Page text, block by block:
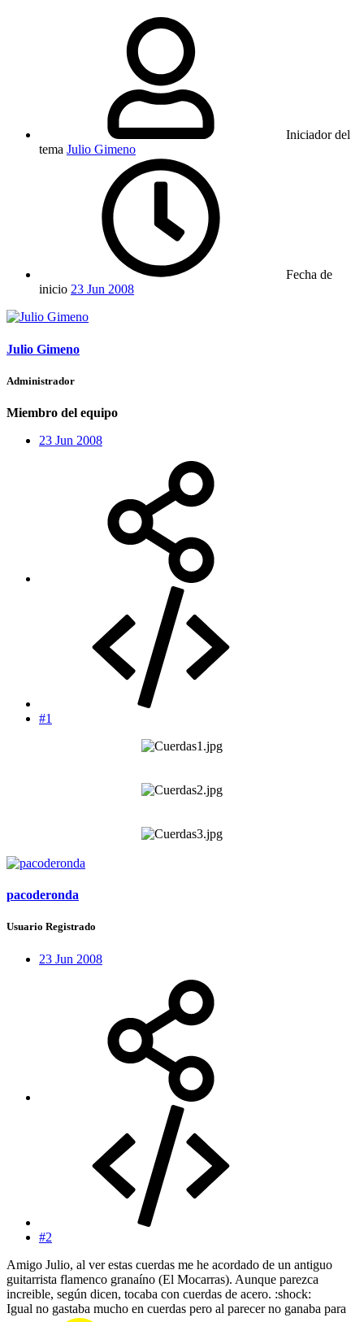
Iniciador del
tema Julio Gimeno
Fecha de
inicio 23 Jun 2008
Julio Gimeno
Administrador
Miembro del equipo
23 Jun 2008
#1
pacoderonda
Usuario Registrado
23 Jun 2008
#2
Amigo Julio, al ver estas cuerdas me he acordado de un antiguo
guitarrista flamenco granaíno (El Mocarras). Aunque parezca
increible, según dicen, tocaba con cuerdas de acero. :shock:
Igual no gastaba mucho en cuerdas pero al parecer no ganaba para